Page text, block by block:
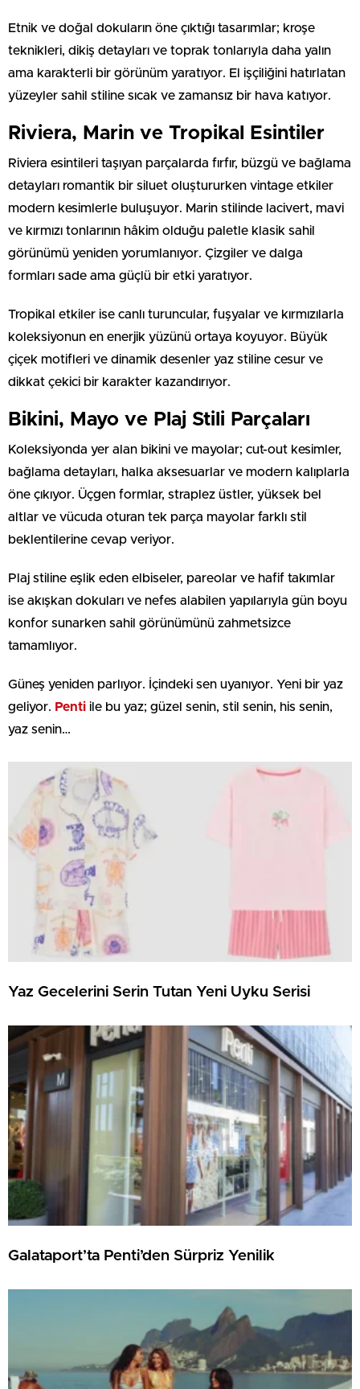
Etnik ve doğal dokuların öne çıktığı tasarımlar; kroşe
teknikleri, dikiş detayları ve toprak tonlarıyla daha yalın
ama karakterli bir görünüm yaratıyor. El işçiliğini hatırlatan
yüzeyler sahil stiline sıcak ve zamansız bir hava katıyor.
Riviera, Marin ve Tropikal Esintiler
Riviera esintileri taşıyan parçalarda fırfır, büzgü ve bağlama
detayları romantik bir siluet oluştururken vintage etkiler
modern kesimlerle buluşuyor. Marin stilinde lacivert, mavi
ve kırmızı tonlarının hâkim olduğu paletle klasik sahil
görünümü yeniden yorumlanıyor. Çizgiler ve dalga
formları sade ama güçlü bir etki yaratıyor.
Tropikal etkiler ise canlı turuncular, fuşyalar ve kırmızılarla
koleksiyonun en enerjik yüzünü ortaya koyuyor. Büyük
çiçek motifleri ve dinamik desenler yaz stiline cesur ve
dikkat çekici bir karakter kazandırıyor.
Bikini, Mayo ve Plaj Stili Parçaları
Koleksiyonda yer alan bikini ve mayolar; cut-out kesimler,
bağlama detayları, halka aksesuarlar ve modern kalıplarla
öne çıkıyor. Üçgen formlar, straplez üstler, yüksek bel
altlar ve vücuda oturan tek parça mayolar farklı stil
beklentilerine cevap veriyor.
Plaj stiline eşlik eden elbiseler, pareolar ve hafif takımlar
ise akışkan dokuları ve nefes alabilen yapılarıyla gün boyu
konfor sunarken sahil görünümünü zahmetsizce
tamamlıyor.
Güneş yeniden parlıyor. İçindeki sen uyanıyor. Yeni bir yaz
geliyor. Penti ile bu yaz; güzel senin, stil senin, his senin,
yaz senin…
Yaz Gecelerini Serin Tutan Yeni Uyku Serisi
Galataport’ta Penti’den Sürpriz Yenilik